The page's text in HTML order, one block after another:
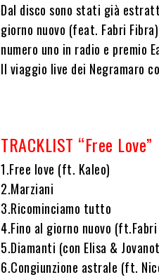
Dal disco sono stati già
giorno nuovo (feat. Fabri
numero uno in radio e premio
Il viaggio live dei Negramaro
TRACKLIST “Free Love”
1.Free love (ft. Kaleo)
2.Marziani
3.Ricominciamo tutto
4.Fino al giorno nuovo (ft.Fabri
5.Diamanti (con Elisa &
6.Congiunzione astrale (ft.